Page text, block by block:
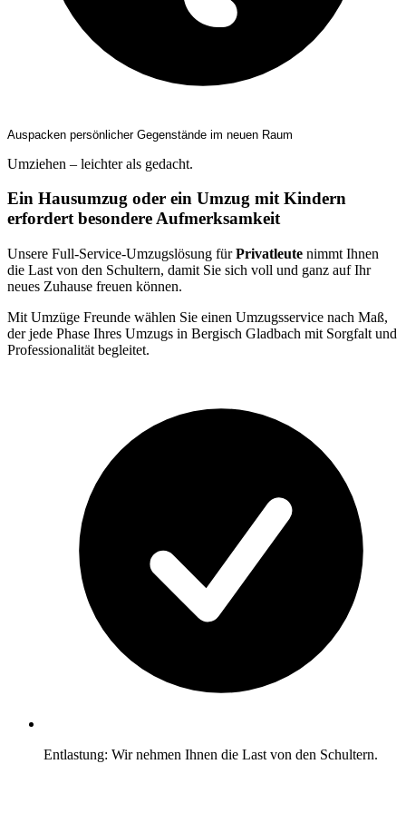
Auspacken persönlicher Gegenstände im neuen Raum
Umziehen – leichter als gedacht.
Ein Hausumzug oder ein Umzug mit Kindern
erfordert besondere Aufmerksamkeit
Unsere Full-Service-Umzugslösung fürPrivatleute nimmt Ihnen
die Last von den Schultern, damit Sie sich voll und ganz auf Ihr
neues Zuhause freuen können.
Mit Umzüge Freunde wählen Sie einen Umzugsservice nach Maß,
der jede Phase Ihres Umzugs in Bergisch Gladbach mit Sorgfalt und
Professionalität begleitet.
Entlastung: Wir nehmen Ihnen die Last von den Schultern.